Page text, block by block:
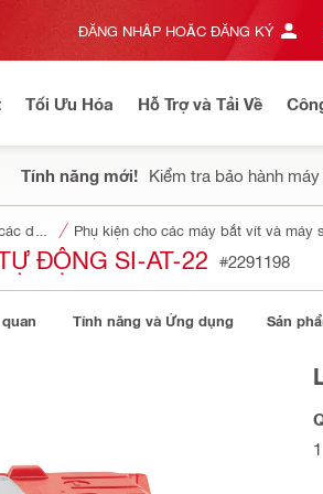
ĐĂNG NHẬP HOẶC ĐĂNG KÝ
Tối Ưu Hóa Hỗ Trợ và Tải Về
Tính năng mới! Kiểm tra bảo hành
Phụ kiện cho các máy bắt vít và máy
ĐỘNG SI-AT-22 #2291198
Tính năng và Ứng dụng Sản
1